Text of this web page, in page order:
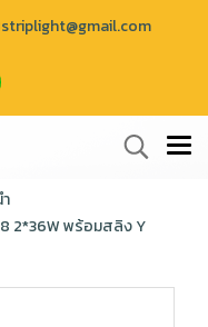
2*36W พร้อมสลิง Y